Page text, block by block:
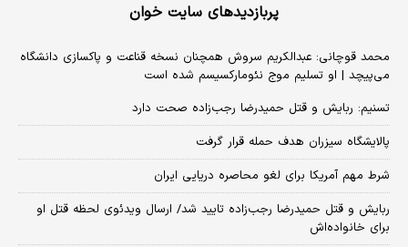
پربازدیدهای سایت خوان
محمد قوچانی: عبدالکریم سروش همچنان نسخه قناعت و پاکسازی دانشگاه
می‌پیچد | او تسلیم موج نئومارکسیسم شده است
تسنیم: ربایش و قتل حمیدرضا رجب‌زاده صحت دارد
پالایشگاه سیزران هدف حمله قرار گرفت
شرط مهم آمریکا برای لغو محاصره دریایی ایران
ربایش و قتل حمیدرضا رجب‌زاده تایید شد/ ارسال ویدئوی لحظه قتل او
برای خانواده‌اش